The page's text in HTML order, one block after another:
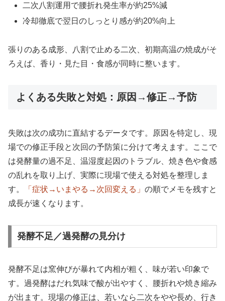
二次八割運用で腰折れ発生率が約25%減
冷却徹底で翌日のしっとり感が約20%向上
張りのある成形、八割で止める二次、初期高温の焼成がそ
ろえば、香り・見た目・食感が同時に整います。
よくある失敗と対処：原因→修正→予防
失敗は次の成功に直結するデータです。原因を特定し、現
場での修正手段と次回の予防策に分けて考えます。ここで
は発酵量の過不足、温湿度起因のトラブル、焼き色や食感
の乱れを取り上げ、実際に現場で使える対処を整理しま
す。
「症状→いまやる→次回変える」 の順でメモを残すと
成長が速くなります。
発酵不足／過発酵の見分け
発酵不足は窯伸びが暴れて内相が粗く、味が若い印象で
す。過発酵はだれ気味で酸が出やすく、腰折れや焼き縮み
が出ます。現場の修正は、若いなら二次をやや長め、行き